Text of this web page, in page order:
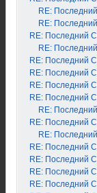
RE:
RE:
RE: Последний
RE:
RE: Последний
RE: Последний
RE: Последний
RE: Последний
RE:
RE: Последний
RE:
RE: Последний
RE: Последний
RE: Последний
RE: Последний